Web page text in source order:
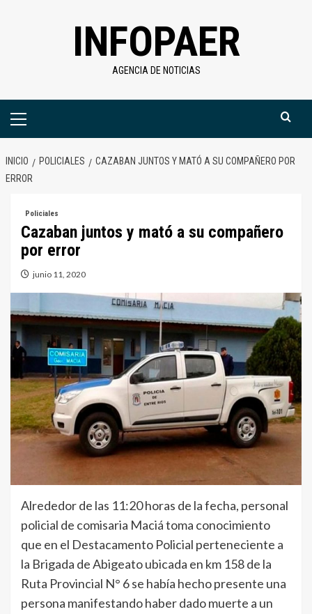
INFOPAER
AGENCIA DE NOTICIAS
Menú
INICIO POLICIALES
CAZABAN JUNTOS Y MATÓ A SU COMPAÑERO POR
ERROR
Policiales
Cazaban juntos y mató a su compañero
por error
junio 11, 2020
Alrededor de las 11:20 horas de la fecha, personal
policial de comisaria Maciá toma conocimiento
que en el Destacamento Policial perteneciente a
la Brigada de Abigeato ubicada en km 158 de la
Ruta Provincial N° 6 se había hecho presente una
persona manifestando haber dado muerte a un